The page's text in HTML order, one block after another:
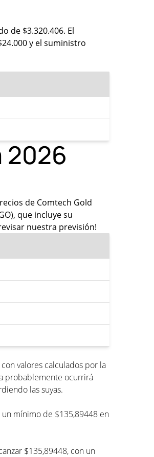
de $3.320.406. El
y el suministro
2026
de Comtech Gold
que incluye su
nuestra previsión!
valores calculados por la
probablemente ocurrirá
las suyas.
mínimo de $135,89448 en
$135,89448, con un